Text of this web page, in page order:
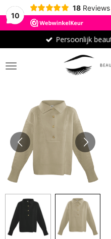
10
18 Reviews
Persoonlijk